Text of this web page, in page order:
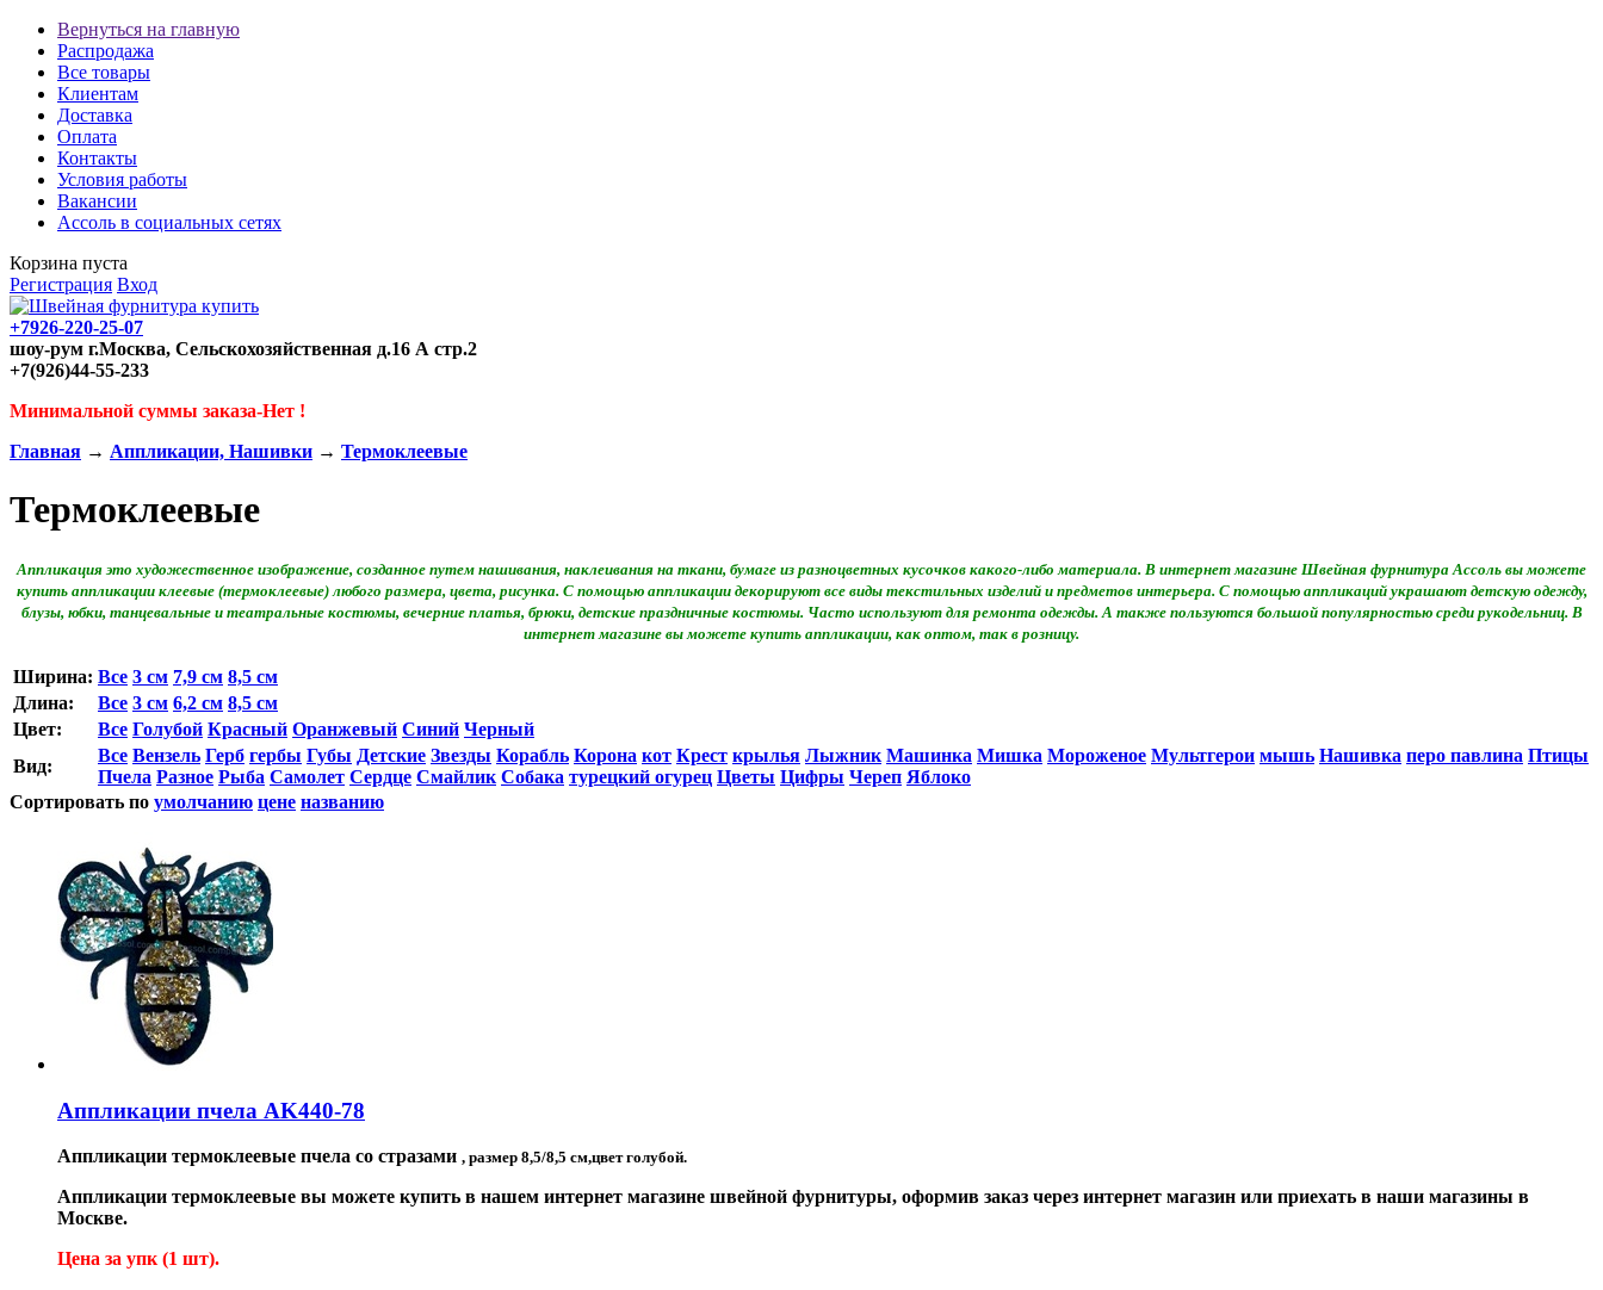
Вернуться на главную
Распродажа
Все товары
Клиентам
Доставка
Оплата
Контакты
Условия работы
Вакансии
Ассоль в социальных сетях
Корзина пуста
Регистрация Вход
+7926-220-25-07
шоу-рум г.Москва, Сельскохозяйственная д.16 А стр.2
+7(926)44-55-233
Минимальной суммы заказа-Нет !
Главная → Аппликации, Нашивки → Термоклеевые
Термоклеевые
Аппликация это художественное изображение, созданное путем нашивания, наклеивания на ткани, бумаге из разноцветных кусочков какого-либо материала. В интернет магазине Швейная фурнитура Ассоль вы можете
купить аппликации клеевые (термоклеевые) любого размера, цвета, рисунка. С помощью аппликации декорируют все виды текстильных изделий и предметов интерьера. С помощью аппликаций украшают детскую одежду,
блузы, юбки, танцевальные и театральные костюмы, вечерние платья, брюки, детские праздничные костюмы. Часто используют для ремонта одежды. А также пользуются большой популярностью среди рукодельниц. В
интернет магазине вы можете купить аппликации, как оптом, так в розницу.
Ширина: Все 3 см 7,9 см 8,5 см
Длина:
Все 3 см 6,2 см 8,5 см
Цвет:
Все Голубой Красный Оранжевый Синий Черный
Вид:
Все Вензель Герб гербы Губы Детские Звезды Корабль Корона кот Крест крылья Лыжник Машинка Мишка Мороженое Мультгерои мышь Нашивка перо павлина Птицы
Пчела Разное Рыба Самолет Сердце Смайлик Собака турецкий огурец Цветы Цифры Череп Яблоко
Сортировать по умолчанию цене названию
Аппликации пчела AK440-78
Аппликации термоклеевые пчела со стразами , размер 8,5/8,5 см,цвет голубой.
Аппликации термоклеевые вы можете купить в нашем интернет магазине швейной фурнитуры, оформив заказ через интернет магазин или приехать в наши магазины в
Москве.
Цена за упк (1 шт).